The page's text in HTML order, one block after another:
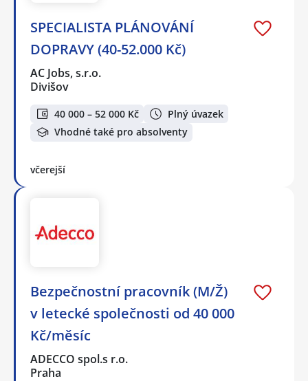
SPECIALISTA PLÁNOVÁNÍ
DOPRAVY (40-52.000 Kč)
AC Jobs, s.r.o.
Divišov
40 000 – 52 000 Kč
Plný úvazek
Vhodné také pro absolventy
včerejší
Bezpečnostní pracovník (M/Ž)
v letecké společnosti od 40 000
Kč/měsíc
ADECCO spol.s r.o.
Praha